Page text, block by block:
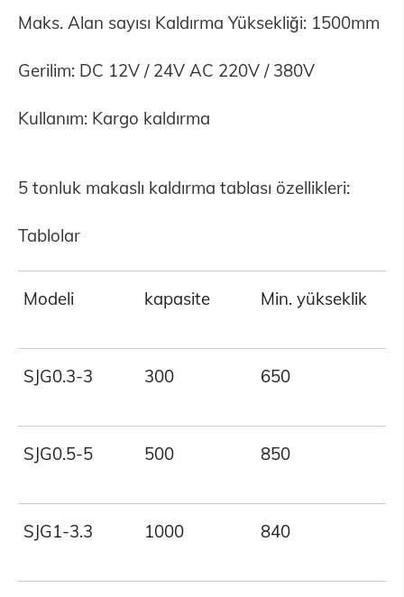
Maks. Alan sayısı Kaldırma Yüksekliği: 1500mm
Gerilim: DC 12V / 24V AC 220V / 380V
Kullanım: Kargo kaldırma
5 tonluk makaslı kaldırma tablası özellikleri:
Tablolar
Modeli kapasite Min. yükseklik
SJG0.3-3 300 650
SJG0.5-5 500 850
SJG1-3.3 1000 840